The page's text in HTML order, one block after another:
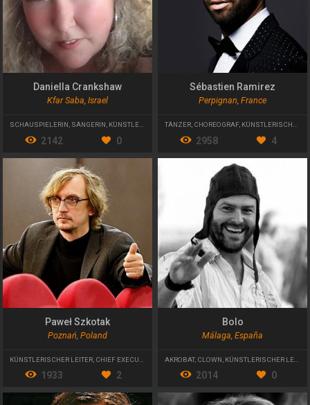
Daniella Crankshaw
Kfar Saba, Israel
SCHAUSPIELERIN SÄNGERIN KÜNSTLERISCHE LEITERIN
2142 0
Sébastien Ramirez
Perpignan, France
TÄNZER CHOREOGRAF, KÜNSTLERISCHER LEITER
2958 4
Paweł Szkotak
Poznań, Poland
KÜNSTLERISCHER LEITER CHIEF EXECUTIVE OFFICER
1933 2
Bolo
Málaga, España
AKROBAT, CLOWN KÜNSTLERISCHER LEITER
2014 0